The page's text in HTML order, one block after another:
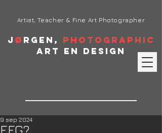
J ø rgen, Photographic
Art en Design
Artist, Teacher & Fine Art Photographer
EEG?
9 sep 2024